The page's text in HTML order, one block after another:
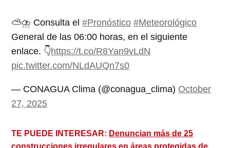
⛅️⛈️ Consulta el#Pronóstico #Meteorológico
General de las 06:00 horas, en el siguiente
enlace. 👇https://t.co/R8Yan9vLdN
pic.twitter.com/NLdAUQn7s0
— CONAGUA Clima (@conagua_clima) October
27, 2025
TE PUEDE INTERESAR: Denuncian más de 25